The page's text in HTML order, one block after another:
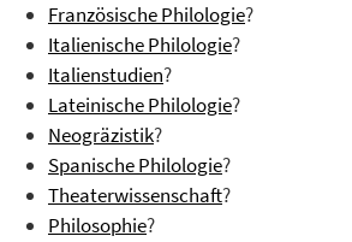
Französische Philologie?
Italienische Philologie?
Italienstudien?
Lateinische Philologie?
Neogräzistik?
Spanische Philologie?
Theaterwissenschaft?
Philosophie?